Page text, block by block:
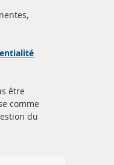
être
comme
du